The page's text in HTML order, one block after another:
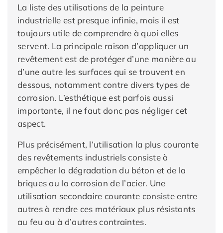
La liste des utilisations de la peinture
industrielle est presque infinie, mais il est
toujours utile de comprendre à quoi elles
servent. La principale raison d’appliquer un
revêtement est de protéger d’une manière ou
d’une autre les surfaces qui se trouvent en
dessous, notamment contre divers types de
corrosion. L’esthétique est parfois aussi
importante, il ne faut donc pas négliger cet
aspect.
Plus précisément, l’utilisation la plus courante
des revêtements industriels consiste à
empêcher la dégradation du béton et de la
briques ou la corrosion de l’acier. Une
utilisation secondaire courante consiste entre
autres à rendre ces matériaux plus résistants
au feu ou à d’autres contraintes.